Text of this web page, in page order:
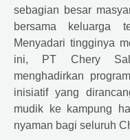
sebagian besar
bersama keluarga
Menyadari tingginya
ini, PT Chery
menghadirkan
inisiatif yang
mudik ke kampung
nyaman bagi seluruh